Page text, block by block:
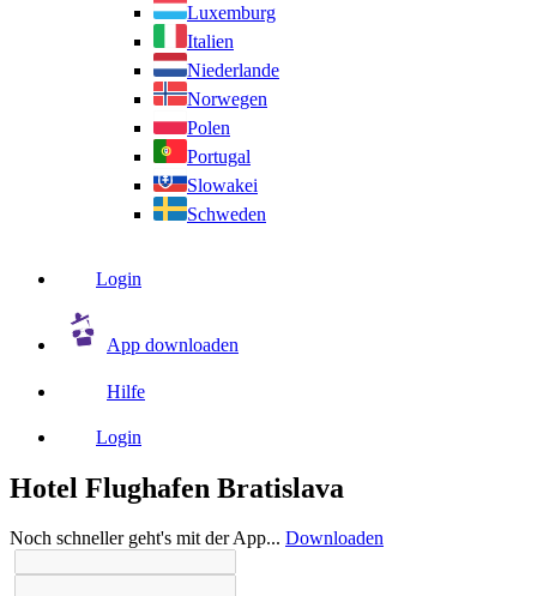
Luxemburg
Italien
Niederlande
Norwegen
Polen
Portugal
Slowakei
Schweden
Login
App downloaden
Hilfe
Login
Hotel Flughafen Bratislava
Noch schneller geht's mit der App... Downloaden